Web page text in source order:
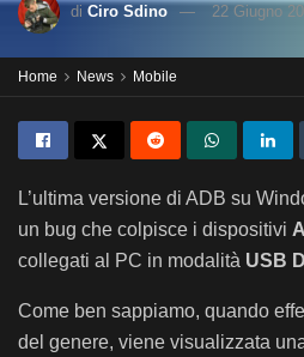
di Ciro Sdino 22 Giugno
Home News Mobile
L’ultima versione di ADB su
un bug che colpisce i dispositivi
collegati al PC in modalità USB
Come ben sappiamo, quando
del genere, viene visualizzata